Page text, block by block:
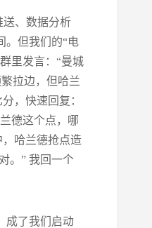
送、数据分析
。但我们的“电
里发言：“曼城
拉边，但哈兰
，快速回复：
德这个点，哪
哈兰德抢点造
。” 我回一个
成了我们启动